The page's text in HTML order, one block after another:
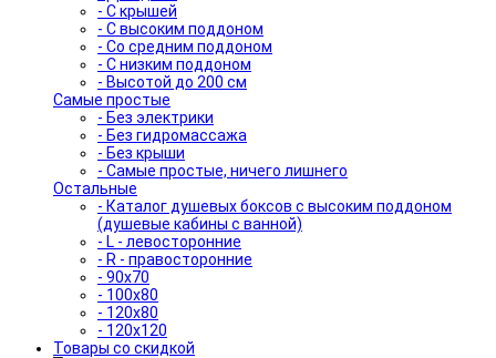
- С крышей
- С высоким поддоном
- Со средним поддоном
- С низким поддоном
- Высотой до 200 см
Самые простые
- Без электрики
- Без гидромассажа
- Без крыши
- Самые простые, ничего лишнего
Остальные
- Каталог душевых боксов с высоким поддоном
(душевые кабины с ванной)
- L - левосторонние
- R - правосторонние
- 90x70
- 100x80
- 120x80
- 120x120
Товары со скидкой